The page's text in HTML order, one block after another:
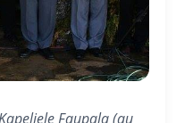
Faupala (au